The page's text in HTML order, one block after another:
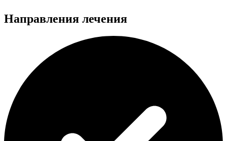
Направления лечения